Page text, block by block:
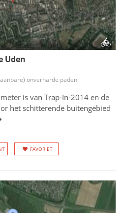
Uden
onverharde paden
is van Trap-In-2014 en de
het schitterende buitengebied
FAVORIET